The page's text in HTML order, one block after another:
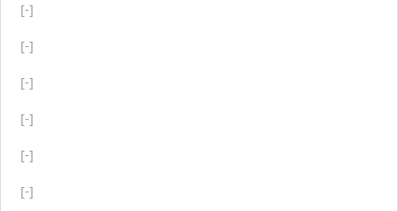
[-]
[-]
[-]
[-]
[-]
[-]